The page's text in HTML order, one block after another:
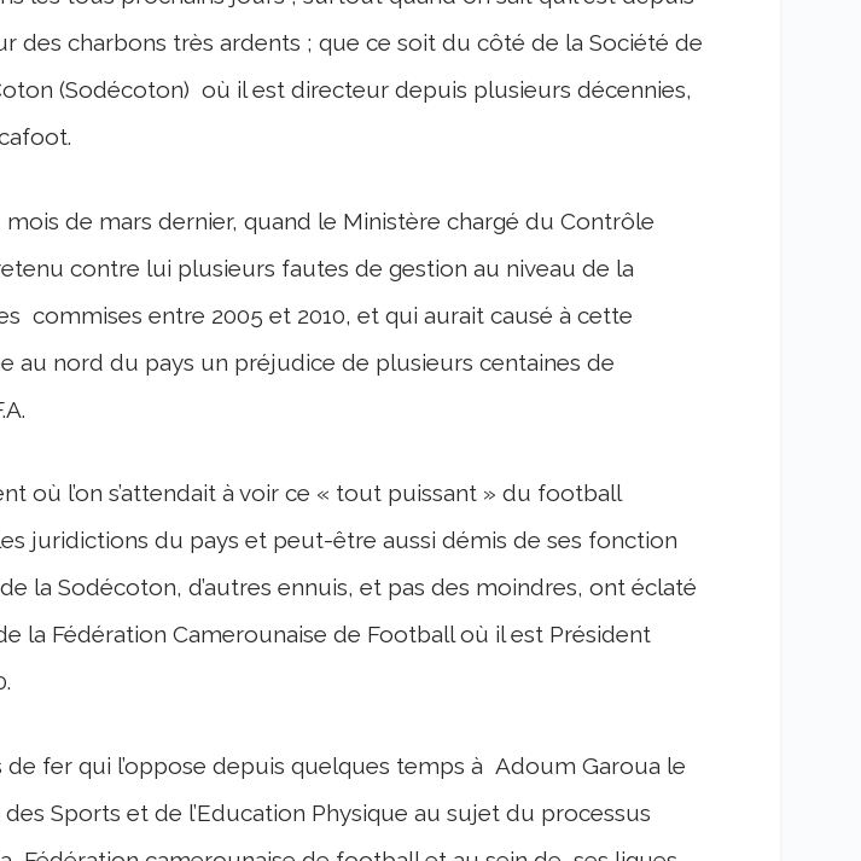
des charbons très ardents ; que ce soit du côté de la Société de
(Sodécoton) où il est directeur depuis plusieurs décennies,
de mars dernier, quand le Ministère chargé du Contrôle
contre lui plusieurs fautes de gestion au niveau de la
commises entre 2005 et 2010, et qui aurait causé à cette
au nord du pays un préjudice de plusieurs centaines de
où l’on s’attendait à voir ce « tout puissant » du football
juridictions du pays et peut-être aussi démis de ses fonction
la Sodécoton, d’autres ennuis, et pas des moindres, ont éclaté
la Fédération Camerounaise de Football où il est Président
de fer qui l’oppose depuis quelques temps à Adoum Garoua le
Sports et de l’Education Physique au sujet du processus